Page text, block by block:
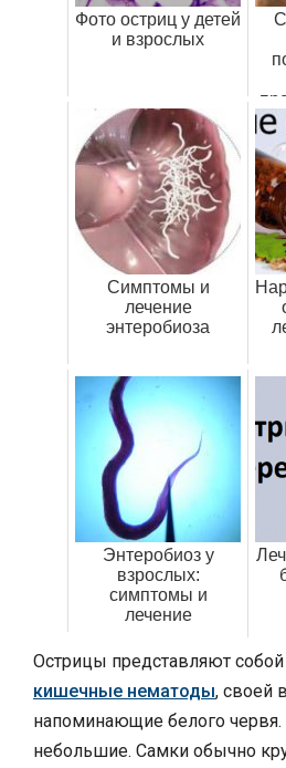
Фото остриц у детей
и взрослых
Симптомы и
лечение
энтеробиоза
Энтеробиоз у
взрослых:
симптомы и
лечение
Острицы представляют
кишечные нематоды, своей
напоминающие белого
небольшие. Самки обычно